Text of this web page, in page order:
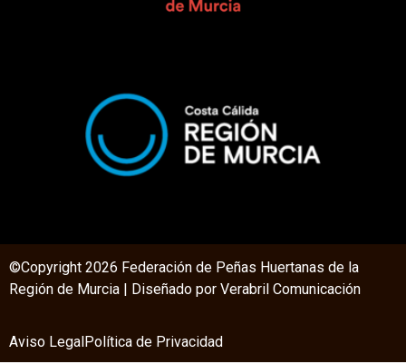
©Copyright 2026 Federación de Peñas Huertanas de la
Región de Murcia | Diseñado por Verabril Comunicación
Aviso Legal Política de Privacidad